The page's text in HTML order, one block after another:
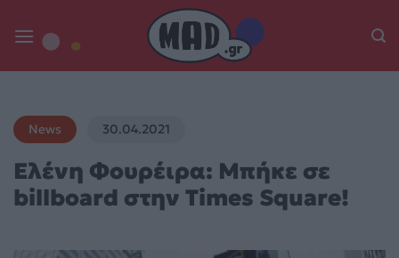
content
News 30.04.2021
Ελένη Φουρέιρα: Μπήκε σε
billboard στην Times Square!